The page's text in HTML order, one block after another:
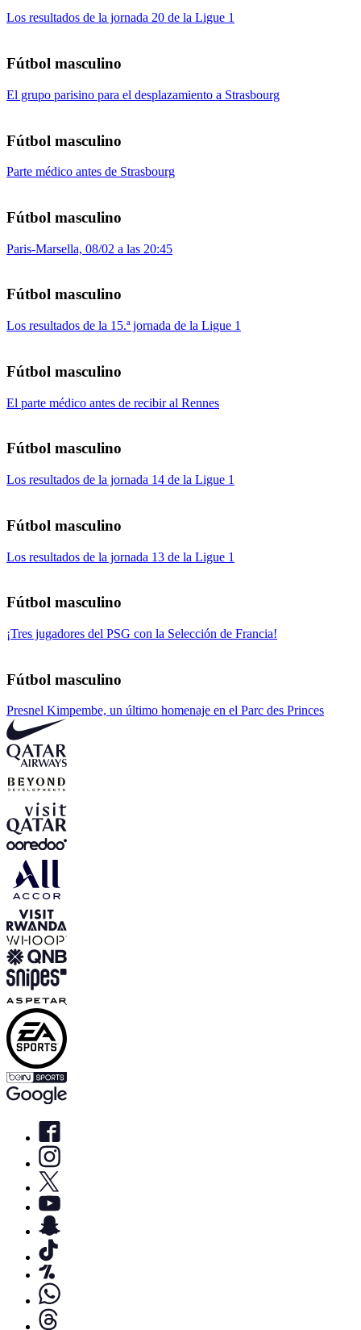
Los resultados de la jornada 20 de la Ligue 1
Fútbol masculino
El grupo parisino para el desplazamiento a Strasbourg
Fútbol masculino
Parte médico antes de Strasbourg
Fútbol masculino
Paris-Marsella, 08/02 a las 20:45
Fútbol masculino
Los resultados de la 15.ª jornada de la Ligue 1
Fútbol masculino
El parte médico antes de recibir al Rennes
Fútbol masculino
Los resultados de la jornada 14 de la Ligue 1
Fútbol masculino
Los resultados de la jornada 13 de la Ligue 1
Fútbol masculino
¡Tres jugadores del PSG con la Selección de Francia!
Fútbol masculino
Presnel Kimpembe, un último homenaje en el Parc des Princes